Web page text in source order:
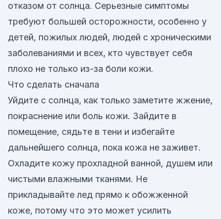
отказом от солнца. Серьезные симптомы
требуют большей осторожности, особенно у
детей, пожилых людей, людей с хроническими
заболеваниями и всех, кто чувствует себя
плохо не только из-за боли кожи.
Что сделать сначала
Уйдите с солнца, как только заметите жжение,
покраснение или боль кожи. Зайдите в
помещение, сядьте в тени и избегайте
дальнейшего солнца, пока кожа не заживет.
Охладите кожу прохладной ванной, душем или
чистыми влажными тканями. Не
прикладывайте лед прямо к обожженной
коже, потому что это может усилить